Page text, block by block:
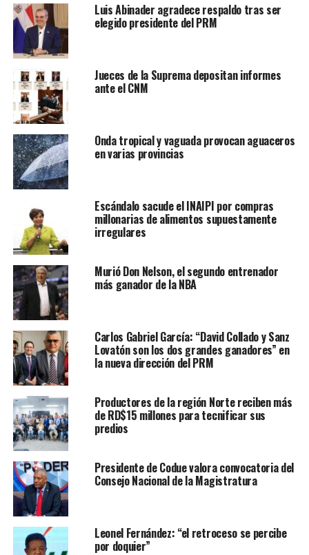
Luis Abinader agradece respaldo tras ser
elegido presidente del PRM
Jueces de la Suprema depositan informes
ante el CNM
Onda tropical y vaguada provocan aguaceros
en varias provincias
Escándalo sacude el INAIPI por compras
millonarias de alimentos supuestamente
irregulares
Murió Don Nelson, el segundo entrenador
más ganador de la NBA
Carlos Gabriel García: “David Collado y Sanz
Lovatón son los dos grandes ganadores” en
la nueva dirección del PRM
Productores de la región Norte reciben más
de RD$15 millones para tecnificar sus
predios
Presidente de Codue valora convocatoria del
Consejo Nacional de la Magistratura
Leonel Fernández: “el retroceso se percibe
por doquier”